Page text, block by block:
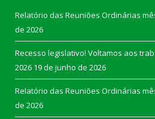
Relatório das Reuniões Ordinárias
de 2026
Recesso legislativo! Voltamos aos
2026 19 de junho de 2026
Relatório das Reuniões Ordinárias
de 2026